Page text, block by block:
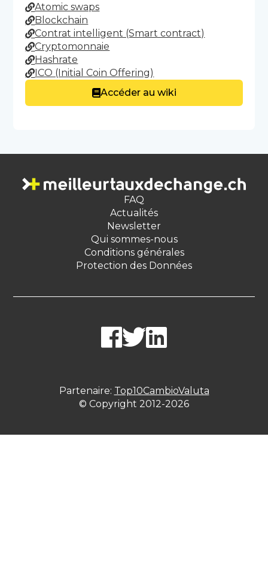
Atomic swaps
Blockchain
Contrat intelligent (Smart contract)
Cryptomonnaie
Hashrate
ICO (Initial Coin Offering)
Accéder au wiki
FAQ
Actualités
Newsletter
Qui sommes-nous
Conditions générales
Protection des Données
Partenaire: Top10CambioValuta
© Copyright 2012-2026